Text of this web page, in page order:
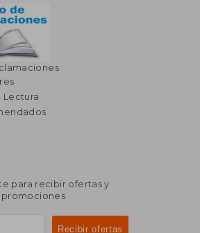
$ 75.87
$ 41.73
Lectura
para recibir ofertas y
promociones